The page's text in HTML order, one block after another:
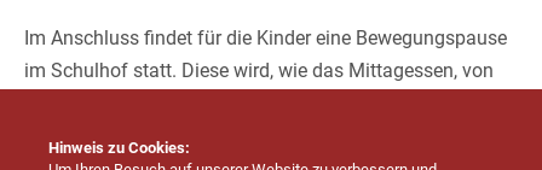
Hinweis zu Cookies:
Im Anschluss findet für die Kinder eine Bewegungspause
im Schulhof statt. Diese wird, wie das Mittagessen, von